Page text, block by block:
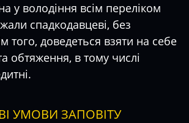
у володіння всім переліком
спадкодавцеві, без
того, доведеться взяти на себе
обтяження, в тому числі
УМОВИ ЗАПОВІТУ